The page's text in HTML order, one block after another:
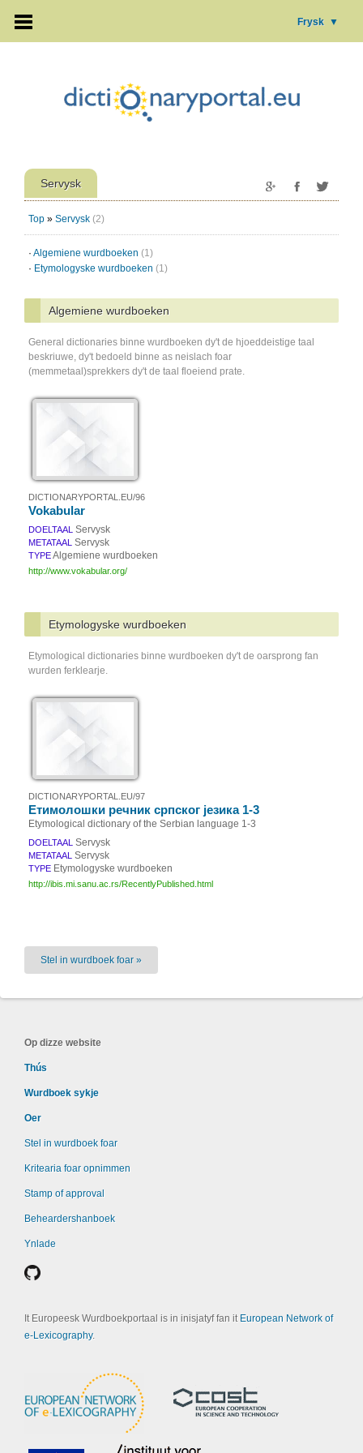
Frysk ▼
Servysk
Top » Servysk (2)
· Algemiene wurdboeken (1)
· Etymologyske wurdboeken (1)
Algemiene wurdboeken
General dictionaries binne wurdboeken dy't de hjoeddeistige taal
beskriuwe, dy't bedoeld binne as neislach foar
(memmetaal)sprekkers dy't de taal floeiend prate.
DICTIONARYPORTAL.EU/96
Vokabular
DOELTAAL Servysk
METATAAL Servysk
TYPEAlgemiene wurdboeken
http://www.vokabular.org/
Etymologyske wurdboeken
Etymological dictionaries binne wurdboeken dy't de oarsprong fan
wurden ferklearje.
DICTIONARYPORTAL.EU/97
Етимолошки речник српског језика 1-3
Etymological dictionary of the Serbian language 1-3
DOELTAAL Servysk
METATAAL Servysk
TYPE Etymologyske wurdboeken
http://ibis.mi.sanu.ac.rs/RecentlyPublished.html
Stel in wurdboek foar »
Op dizze website
Thús
Wurdboek sykje
Oer
Stel in wurdboek foar
Kritearia foar opnimmen
Stamp of approval
Beheardershanboek
Ynlade
It Europeesk Wurdboekportaal is in inisjatyf fan it European Network of
e-Lexicography.